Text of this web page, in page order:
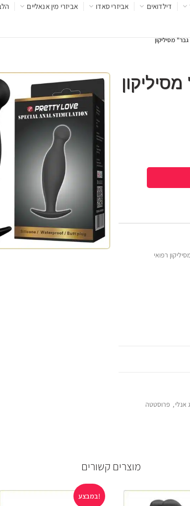
דילדואים אביזרי סאדו אביזרי מין אנאליים
מסיליקון
אנלי, פרוסטטה
מוצרים קשורים
במבצע!